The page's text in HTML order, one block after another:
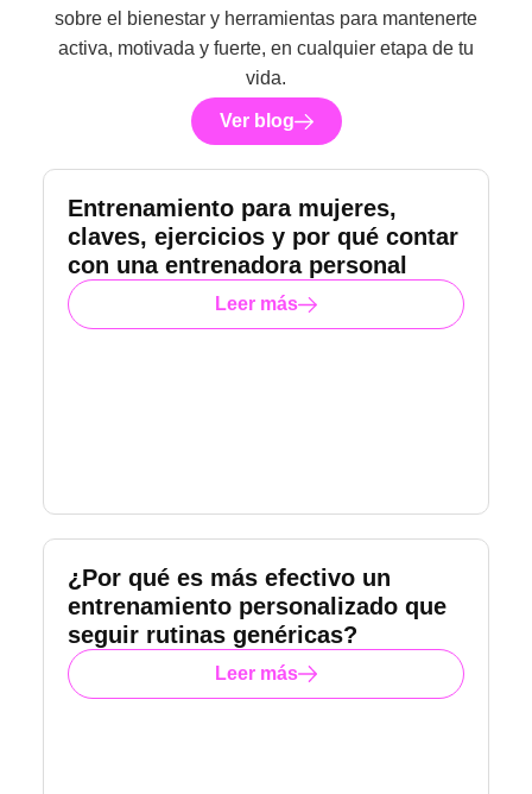
sobre el bienestar y herramientas para mantenerte
activa, motivada y fuerte, en cualquier etapa de tu
vida.
Ver blog
Entrenamiento para mujeres,
claves, ejercicios y por qué contar
con una entrenadora personal
Leer más
¿Por qué es más efectivo un
entrenamiento personalizado que
seguir rutinas genéricas?
Leer más